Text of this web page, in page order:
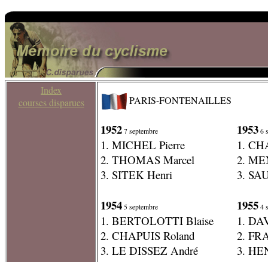
Index
courses disparues
PARIS-FONTENAILLES
1952 7 septembre
1. MICHEL Pierre
2. THOMAS Marcel
3. SITEK Henri
1954 5 septembre
1. BERTOLOTTI Blaise
2. CHAPUIS Roland
3. LE DISSEZ André
1953 6
1.
2.
3.
1955 4
1.
2.
3.